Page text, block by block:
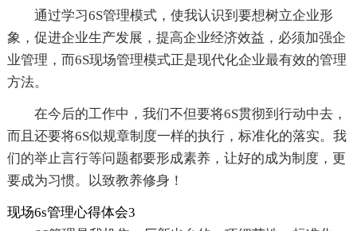
通过学习6S管理模式，使我认识到要想树立企业形
象，促进企业生产发展，提高企业经济效益，必须加强企
业管理，而6S现场管理模式正是现代化企业最有效的管理
方法。
在今后的工作中，我们不但要将6S贯彻到行动中去，
而且还要将6S似规章制度一样的执行，标准化的落实。我
们的举止言行等问题都要形成素养，让好的成为制度，更
要成为习惯。以致教养修身！
现场6s管理心得体会3